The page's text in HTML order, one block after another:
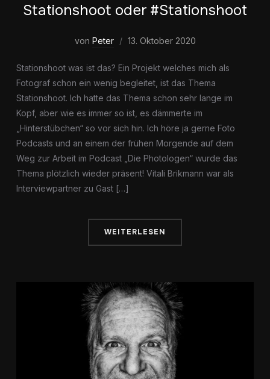
Stationshoot oder #Stationshoot
von Peter 13. Oktober 2020
Stationshoot was ist das? Ein Projekt welches mich als
Fotograf schon ein wenig begleitet, ist das Thema
Stationshoot. Ich hatte das Thema schon sehr lange im
Kopf, aber wie es immer so ist, es dämmerte im
„Hinterstübchen“ so vor sich hin. Ich höre ja gerne Foto
Podcasts und an einem der frühen Morgende auf dem
Weg zur Arbeit im Podcast „Die Photologen“ wurde das
Thema plötzlich wieder präsent! Vitali Brikmann war als
Interviewpartner zu Gast […]
WEITERLESEN